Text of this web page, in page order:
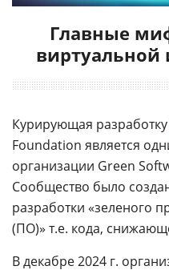
Главные
виртуальной
Курирующая разработку
Foundation является
организации Green
Сообщество было
разработки «зеленого
(ПО)» т.е. кода,
В декабре 2024 г.